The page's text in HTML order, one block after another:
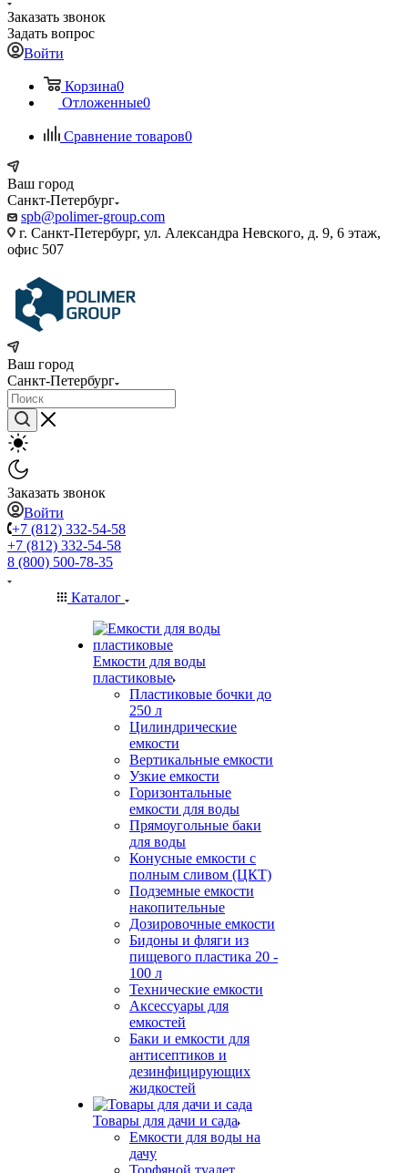
Заказать звонок
Задать вопрос
Войти
Корзина0
Отложенные0
Сравнение товаров0
Ваш город
Санкт-Петербург
spb@polimer-group.com
г. Санкт-Петербург, ул. Александра Невского, д. 9, 6 этаж,
офис 507
Ваш город
Санкт-Петербург
Заказать звонок
Войти
+7 (812) 332-54-58
+7 (812) 332-54-58
8 (800) 500-78-35
Каталог
Емкости для воды
пластиковые
Пластиковые бочки до
250 л
Цилиндрические
емкости
Вертикальные емкости
Узкие емкости
Горизонтальные
емкости для воды
Прямоугольные баки
для воды
Конусные емкости с
полным сливом (ЦКТ)
Подземные емкости
накопительные
Дозировочные емкости
Бидоны и фляги из
пищевого пластика 20 -
100 л
Технические емкости
Аксессуары для
емкостей
Баки и емкости для
антисептиков и
дезинфицирующих
жидкостей
Товары для дачи и сада
Емкости для воды на
дачу
Торфяной туалет